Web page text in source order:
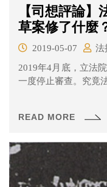
【司想評論
草案修了什麼
2019-05-07
法
2019年4月底，立法
一度停止審查。究竟
READ MORE